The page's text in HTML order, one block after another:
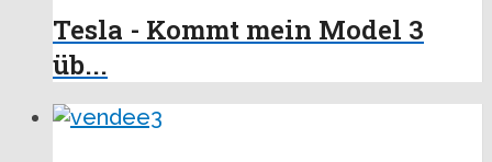
Tesla - Kommt mein Model 3
üb...